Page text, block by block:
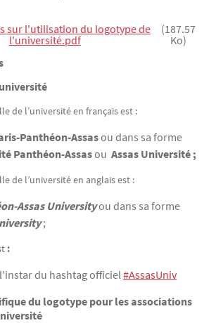
sur l'utilisation du logotype de
l'université.pdf
(187.57
Ko)
de l’université en français est :
Panthéon-Assasou dans sa forme
Panthéon-Assasou Assas Université ;
de l’université en anglais est :
Assas Universityou dans sa forme
;
:
du hashtag officiel#AssasUniv
du logotype pour les associations